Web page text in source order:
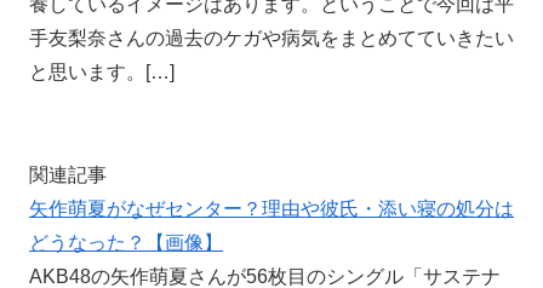
養しているイメージはあります。ということで今回は平
手友梨奈さんの過去のケガや病気をまとめてていきたい
と思います。[…]
関連記事
矢作萌夏がなぜセンター？理由や彼氏・添い寝の処分は
どうなった？【画像】
AKB48の矢作萌夏さんが56枚目のシングル「サステナ